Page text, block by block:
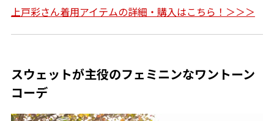
上戸彩さん着用アイテムの詳細・購入はこちら！＞＞＞
スウェットが主役のフェミニンなワントーン
コーデ